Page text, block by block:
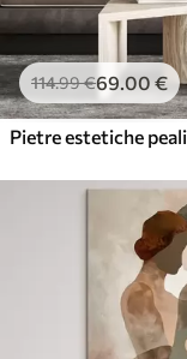
114.99€69.00 €